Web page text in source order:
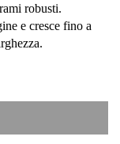
robusti.
e cresce fino a